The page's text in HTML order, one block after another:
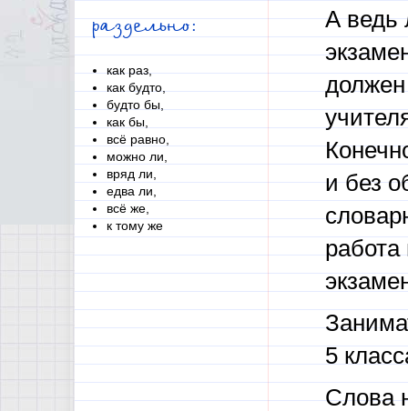
раздельно:
как раз,
как будто,
будто бы,
как бы,
всё равно,
можно ли,
вряд ли,
едва ли,
всё же,
к тому же
А ведь
должен
и без
работа
5
Слова